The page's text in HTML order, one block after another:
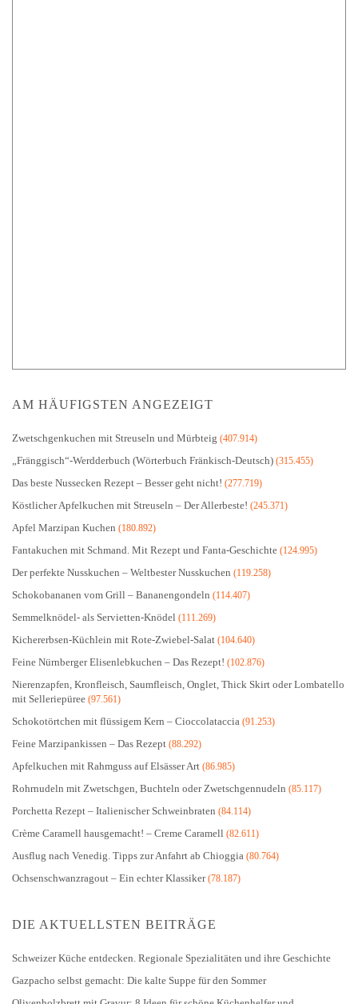
AM HÄUFIGSTEN ANGEZEIGT
Zwetschgenkuchen mit Streuseln und Mürbteig (407.914)
„Fränggisch“-Werdderbuch (Wörterbuch Fränkisch-Deutsch) (315.455)
Das beste Nussecken Rezept – Besser geht nicht! (277.719)
Köstlicher Apfelkuchen mit Streuseln – Der Allerbeste! (245.371)
Apfel Marzipan Kuchen (180.892)
Fantakuchen mit Schmand. Mit Rezept und Fanta-Geschichte (124.995)
Der perfekte Nusskuchen – Weltbester Nusskuchen (119.258)
Schokobananen vom Grill – Bananengondeln (114.407)
Semmelknödel- als Servietten-Knödel (111.269)
Kichererbsen-Küchlein mit Rote-Zwiebel-Salat (104.640)
Feine Nürnberger Elisenlebkuchen – Das Rezept! (102.876)
Nierenzapfen, Kronfleisch, Saumfleisch, Onglet, Thick Skirt oder Lombatello
mit Selleriepüree (97.561)
Schokotörtchen mit flüssigem Kern – Cioccolataccia (91.253)
Feine Marzipankissen – Das Rezept (88.292)
Apfelkuchen mit Rahmguss auf Elsässer Art (86.985)
Rohrnudeln mit Zwetschgen, Buchteln oder Zwetschgennudeln (85.117)
Porchetta Rezept – Italienischer Schweinbraten (84.114)
Crème Caramell hausgemacht! – Creme Caramell (82.611)
Ausflug nach Venedig. Tipps zur Anfahrt ab Chioggia (80.764)
Ochsenschwanzragout – Ein echter Klassiker(78.187)
DIE AKTUELLSTEN BEITRÄGE
Schweizer Küche entdecken. Regionale Spezialitäten und ihre Geschichte
Gazpacho selbst gemacht: Die kalte Suppe für den Sommer